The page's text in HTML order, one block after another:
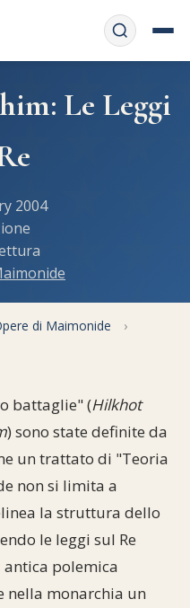
Privacy
preghiera
di Halachà
orale
storici
di Torah
di Shabbat
di date
del chametz
del sito
e ricorrenze
alla Torah
dal Talmud
e simpatia
ebraiche
casher
in Italia
Le Leggi
2004
di Maimonide
›
battaglie" (Hilkhot
) sono state definite da
un trattato di "Teoria
non si limita a
la struttura dello
le leggi sul Re
antica polemica
nella monarchia un